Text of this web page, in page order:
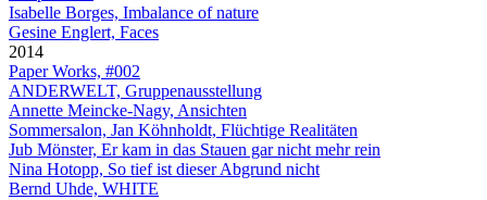
Isabelle Borges, Imbalance of nature
Gesine Englert, Faces
2014
Paper Works, #002
ANDERWELT, Gruppenausstellung
Annette Meincke-Nagy, Ansichten
Sommersalon, Jan Köhnholdt, Flüchtige Realitäten
Jub Mönster, Er kam in das Stauen gar nicht mehr rein
Nina Hotopp, So tief ist dieser Abgrund nicht
Bernd Uhde, WHITE